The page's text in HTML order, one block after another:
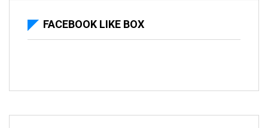
FACEBOOK LIKE BOX